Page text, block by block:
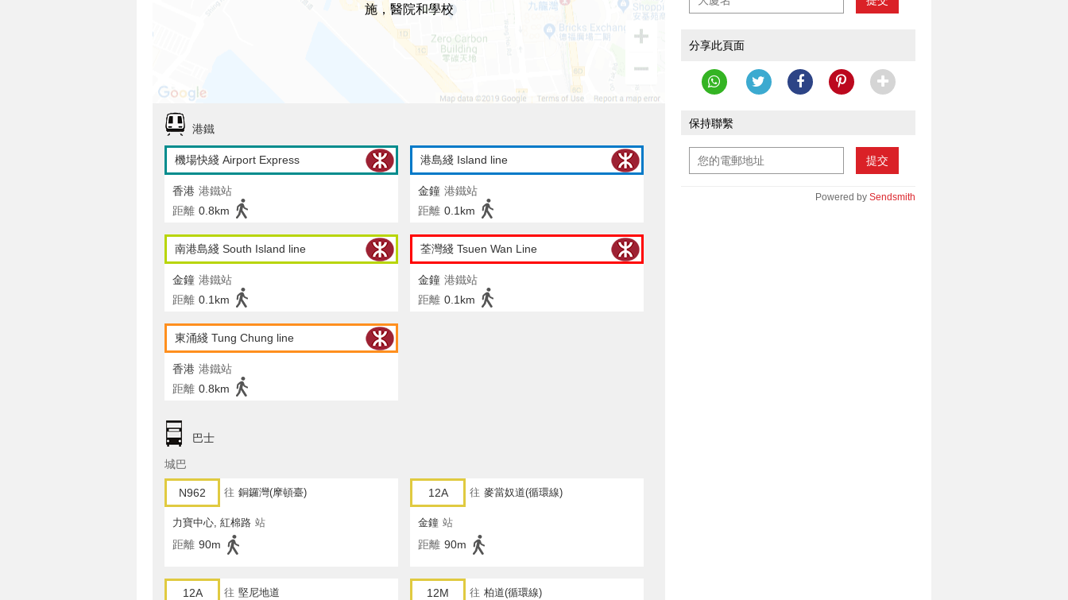
分享此頁面
保持聯繫
提交
Powered by Sendsmith
施，醫院和學校
港鐵
機場快綫 Airport Express
香港 港鐵站
距離 0.8km
港島綫 Island line
金鐘 港鐵站
距離 0.1km
南港島綫 South Island line
金鐘 港鐵站
距離 0.1km
荃灣綫 Tsuen Wan Line
金鐘 港鐵站
距離 0.1km
東涌綫 Tung Chung line
香港 港鐵站
距離 0.8km
巴士
城巴
N962 往 銅鑼灣(摩頓臺)
力寶中心, 紅棉路 站
距離 90m
12A 往 麥當奴道(循環線)
金鐘 站
距離 90m
12A 往 堅尼地道 12M 往 柏道(循環線)